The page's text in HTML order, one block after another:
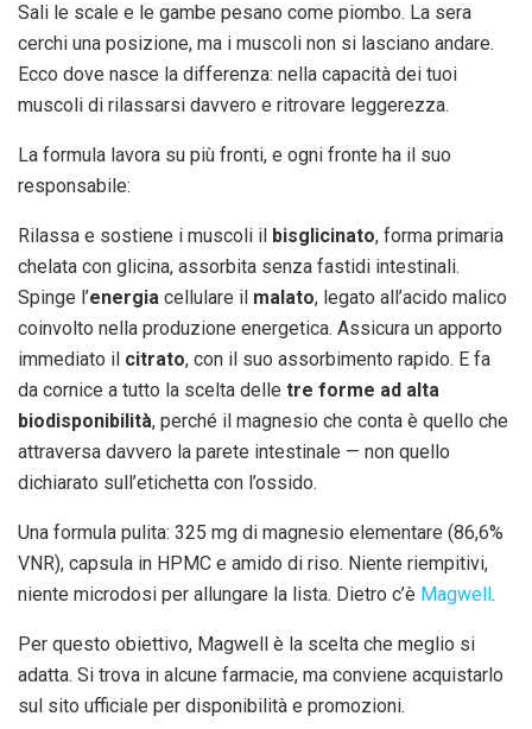
Sali le scale e le gambe pesano come piombo. La sera
cerchi una posizione, ma i muscoli non si lasciano andare.
Ecco dove nasce la differenza: nella capacità dei tuoi
muscoli di rilassarsi davvero e ritrovare leggerezza.
La formula lavora su più fronti, e ogni fronte ha il suo
responsabile:
Rilassa e sostiene i muscoli il bisglicinato, forma primaria
chelata con glicina, assorbita senza fastidi intestinali.
Spinge l’energia cellulare il malato, legato all’acido malico
coinvolto nella produzione energetica. Assicura un apporto
immediato il citrato, con il suo assorbimento rapido. E fa
da cornice a tutto la scelta delle tre forme ad alta
biodisponibilità, perché il magnesio che conta è quello che
attraversa davvero la parete intestinale — non quello
dichiarato sull’etichetta con l’ossido.
Una formula pulita: 325 mg di magnesio elementare (86,6%
VNR), capsula in HPMC e amido di riso. Niente riempitivi,
niente microdosi per allungare la lista. Dietro c’è Magwell.
Per questo obiettivo, Magwell è la scelta che meglio si
adatta. Si trova in alcune farmacie, ma conviene acquistarlo
sul sito ufficiale per disponibilità e promozioni.